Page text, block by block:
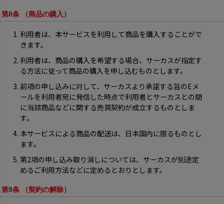
第8条 （商品の購入）
利用者は、本サービスを利用して商品を購入することがで
きます。
利用者は、商品の購入を希望する場合、サーカスが指定す
る方法に従って商品の購入を申し込むものとします。
前項の申し込みに対して、サーカスより承諾する旨のEメ
ールを利用者宛に発信した時点で利用者とサーカスとの間
に当該商品などに関する売買契約が成立するものとしま
す。
本サービスによる商品の配送は、日本国内に限るものとし
ます。
第2項の申し込み取り消しについては、サーカスが別途定
めるご利用方法などに定めるとおりとします。
第9条 （契約の解除）